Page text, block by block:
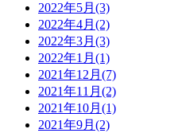
2022年5月(3)
2022年4月(2)
2022年3月(3)
2022年1月(1)
2021年12月(7)
2021年11月(2)
2021年10月(1)
2021年9月(2)